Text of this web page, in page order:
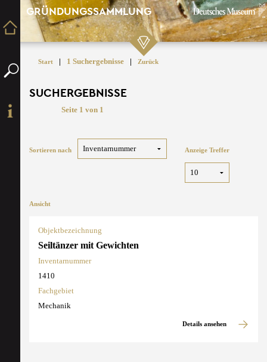
GRÜNDUNGSSAMMLUNG
Start | 1 Suchergebnisse | Zurück
SUCHERGEBNISSE
Seite 1 von 1
Sortieren nach Anzeige Treffer
Ansicht
Objektbezeichnung
Seiltänzer mit Gewichten
Inventarnummer
1410
Fachgebiet
Mechanik
Details ansehen